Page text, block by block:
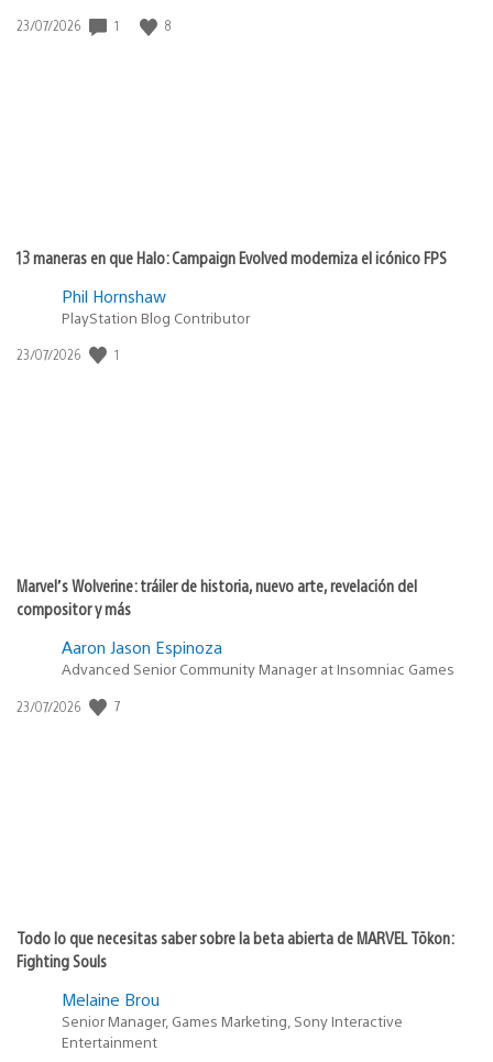
Fecha
23/07/2026 1 8
13 maneras en que Halo: Campaign Evolved moderniza el icónico FPS
Phil Hornshaw
PlayStation Blog Contributor
Fecha
23/07/2026 1
Marvel’s Wolverine: tráiler de historia, nuevo arte, revelación del
compositor y más
Aaron Jason Espinoza
Advanced Senior Community Manager at Insomniac Games
Fecha
23/07/2026 7
Todo lo que necesitas saber sobre la beta abierta de MARVEL Tōkon:
Fighting Souls
Melaine Brou
Senior Manager, Games Marketing, Sony Interactive
Entertainment